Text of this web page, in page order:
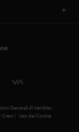
Generali di Vendita |
Crew |
Uso dei Cookie